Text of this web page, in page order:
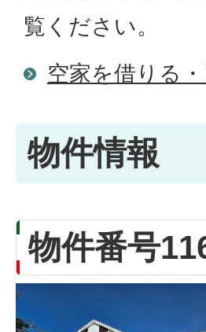
覧ください。
空家を借りる
物件情報
物件番号